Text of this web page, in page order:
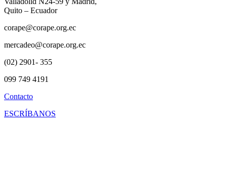
Quito – Ecuador
corape@corape.org.ec
mercadeo@corape.org.ec
(02) 2901- 355
099 749 4191
Contacto
ESCRÍBANOS